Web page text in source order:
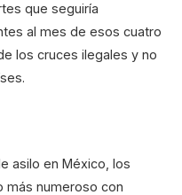
que seguiría
al mes de esos cuatro
los cruces ilegales y no
asilo en México, los
más numeroso con